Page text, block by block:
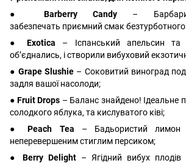
● Barberry Candy –
забезпечать приємний смак
● Exotica – Іспанський апельсин та
об’єднались, і створили вибуховий
● Grape Slushie – Соковитий виноград
задля вашої насолоди;
● Fruit Drops – Баланс знайдено! Ідеальне
солодкого яблука, та кислуватого ківі;
● Peach Tea – Бадьористий лимон
неперевершеним стиглим персиком;
● Berry Delight – Ягідний вибух плодів